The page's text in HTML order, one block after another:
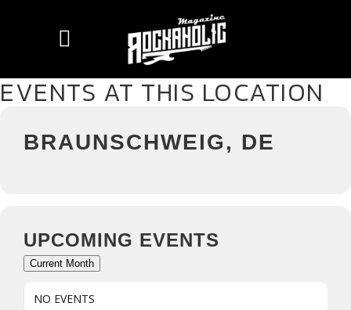
EVENTS AT THIS LOCATION
BRAUNSCHWEIG, DE
UPCOMING EVENTS
Current Month
NO EVENTS